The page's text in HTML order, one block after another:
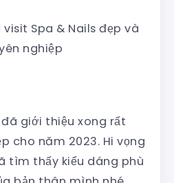
Spa & Nails đẹp và
nghiệp
giới thiệu xong rất
cho năm 2023. Hi vọng
tìm thấy kiểu dáng phù